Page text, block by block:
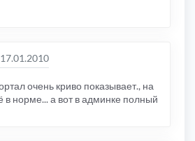
Сообщение
17.01.2010
очень криво показывает., на
в норме... а вот в админке полный